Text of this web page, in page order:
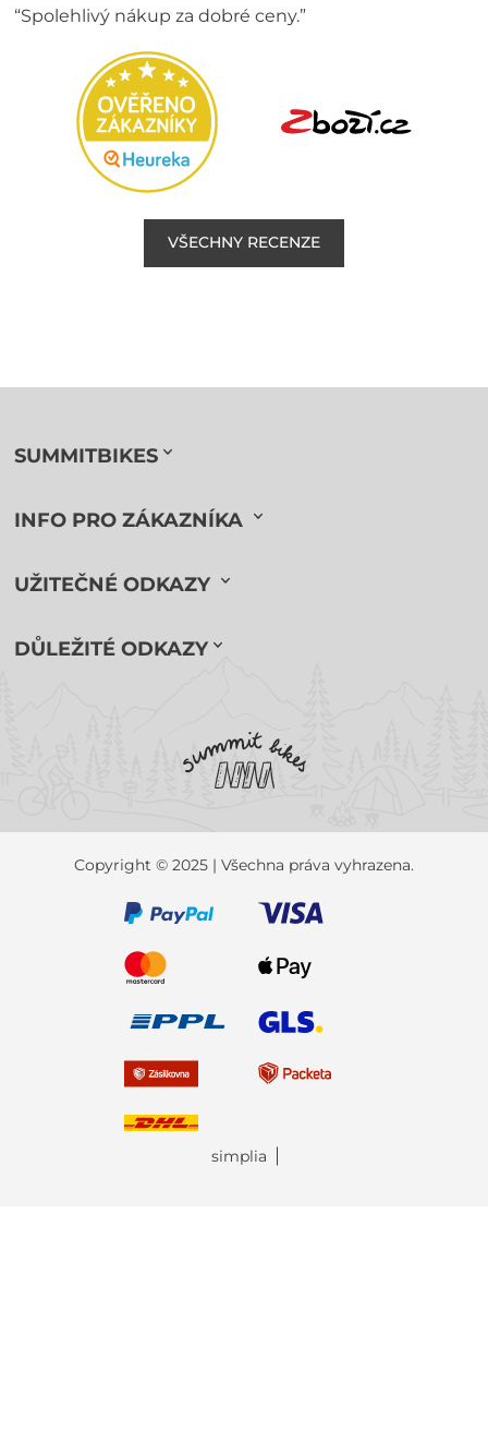
“Spolehlivý nákup za dobré ceny.”
VŠECHNY RECENZE
SUMMITBIKES
INFO PRO ZÁKAZNÍKA
UŽITEČNÉ ODKAZY
DŮLEŽITÉ ODKAZY
Copyright © 2025 | Všechna práva vyhrazena.
simplia